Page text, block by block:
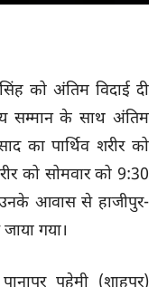
सिंह को अंतिम विदाई दी
सम्मान के साथ अंतिम
का पार्थिव शरीर को
को सोमवार को 9:30
उनके आवास से हाजीपुर-
गया।
पहेमी (शाहपुर)